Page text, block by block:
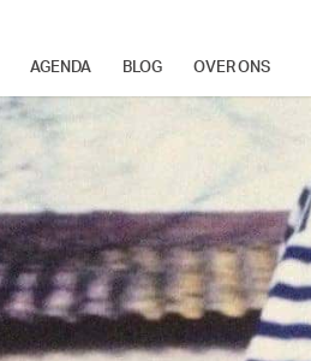
AGENDA BLOG OVER ONS